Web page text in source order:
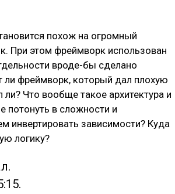
похож на огромный
При этом фреймворк использован
вроде-бы сделано
ли фреймворк, который дал плохую
ли? Что вообще такое архитектура и
потонуть в сложности и
инвертировать зависимости? Куда
логику?